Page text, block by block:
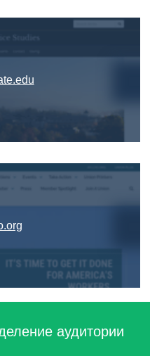
аудитории